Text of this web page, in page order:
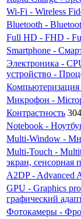
Wi-Fi - Wireless
Bluetooth -
Full HD - FHD -
Smartphone -
Электроника -
устройство -
Микрофон -
Контрастность
Notebook -
Multi-Window -
Multi‑Touch -
экран, сенсорная
A2DP - Advanced
GPU - Graphics
графический
Фотокамеры -